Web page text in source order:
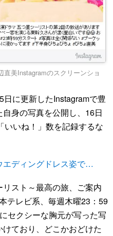
美Instagramのスクリーンショ
日に更新したInstagramで豊
身の写真を公開し、16日
いいね！」数を記録するな
エディングドレス姿で…
スト～最高の旅、ご案内
テレビ系、毎週木曜23：59
セクシーな胸元が写った写
ており、どこかおどけた